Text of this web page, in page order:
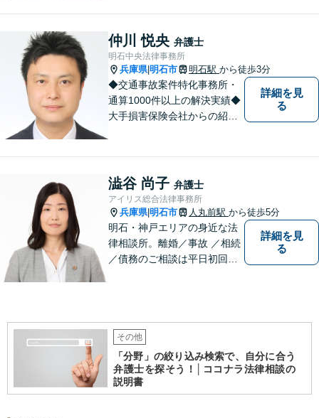
題にも迅速に対応いたしま
す。【初回無料相談】
仲川 悦央 弁護士
明石中央法律事務所
兵庫県|明石市 明石駅 から徒歩3分
◆交通事故案件特化事務所・
通算1000件以上の解決実績◆
大手損害保険会社からの紹介
ております。
詳細を見
る
澁谷 尚子 弁護士
アイリス総合法律事務所
兵庫県|明石市 人丸前駅 から徒歩5分
明石・神戸エリアの身近な法
律相談所。離婚／事故 ／相続
／債務のご相談は平日初回３
詳細を見
る
その他
「分野」の絞り込み検索で、自分に合う
弁護士を探そう！│ココナラ法律相談の
説明書